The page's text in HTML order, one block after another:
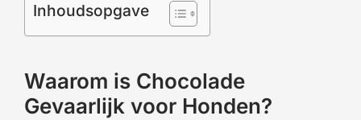
Inhoudsopgave
Waarom is Chocolade
Gevaarlijk voor Honden?